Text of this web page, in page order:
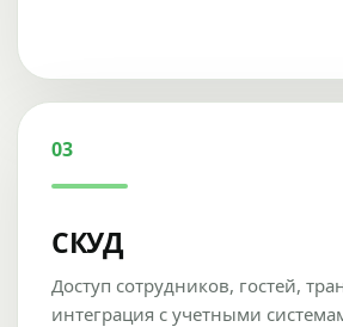
03
СКУД
Доступ сотрудников, гостей,
интеграция с учетными